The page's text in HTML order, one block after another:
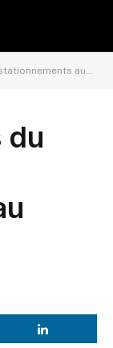
au CISSS de Laval
du